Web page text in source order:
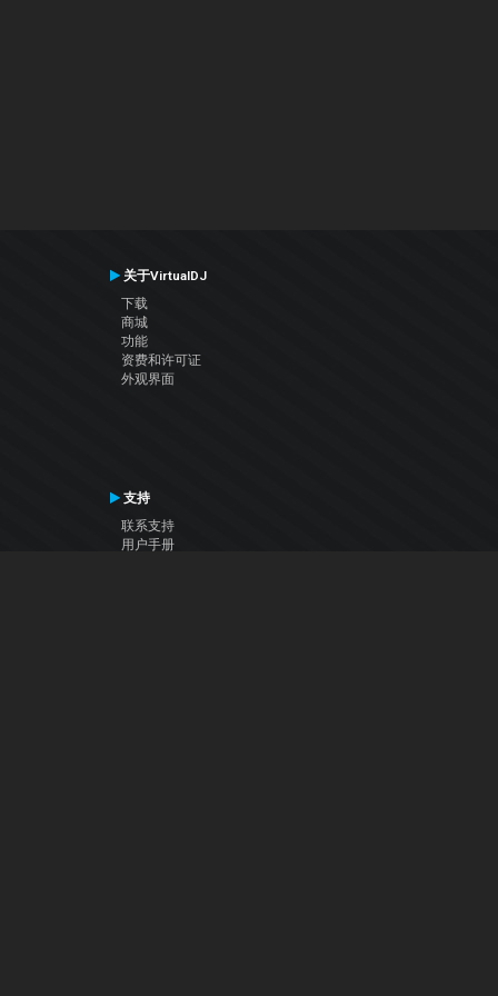
关于VirtualDJ
下载
商城
功能
资费和许可证
外观界面
支持
联系支持
用户手册